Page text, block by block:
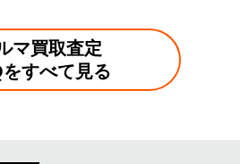
マ買取査定
をすべて見る